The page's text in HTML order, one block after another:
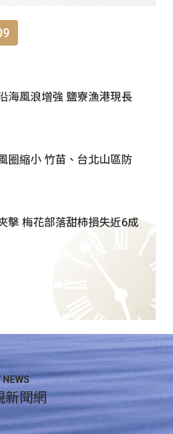
海風浪增強 鹽寮漁港現長
圈縮小 竹苗、台北山區防
擊 梅花部落甜柿損失近6成
新聞網